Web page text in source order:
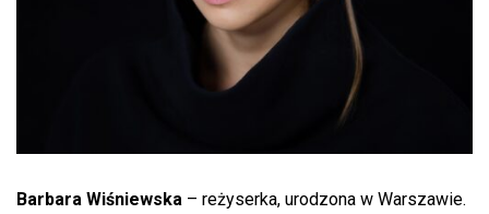
Barbara Wiśniewska – reżyserka, urodzona w Warszawie.